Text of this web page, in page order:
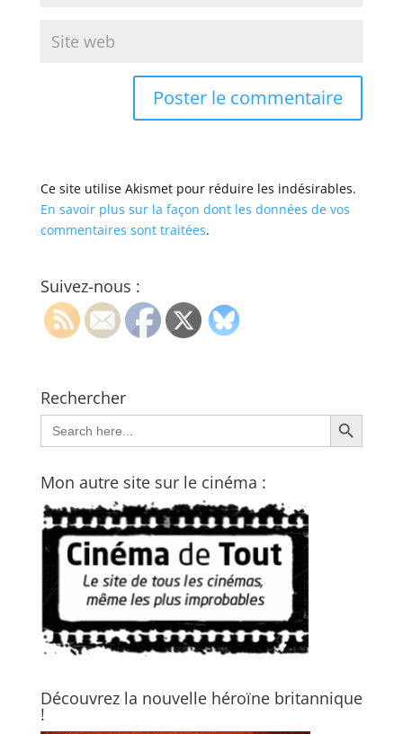
Ce site utilise Akismet pour réduire les indésirables.
En savoir plus sur la façon dont les données de vos
commentaires sont traitées.
Suivez-nous :
Rechercher
Search
for:
Search Button
Mon autre site sur le cinéma :
Découvrez la nouvelle héroïne britannique
!